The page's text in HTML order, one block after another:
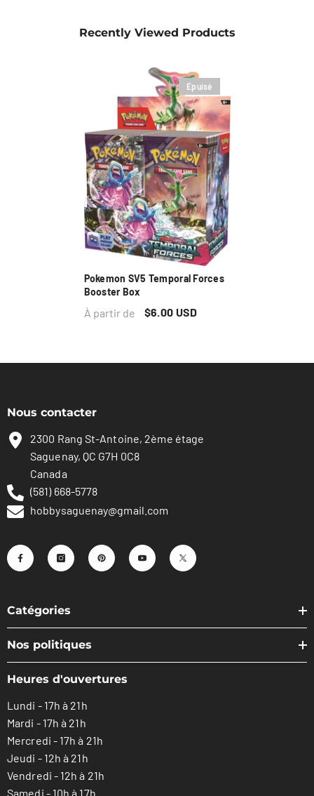
Recently Viewed Products
Épuisé
Pokemon SV5 Temporal Forces
Booster Box
À partir de $6.00 USD
Nous contacter
2300 Rang St-Antoine, 2ème étage
Saguenay, QC G7H 0C8
Canada
(581) 668-5778
hobbysaguenay@gmail.com
Catégories
Nos politiques
Heures d'ouvertures
Lundi - 17h à 21h
Mardi - 17h à 21h
Mercredi - 17h à 21h
Jeudi - 12h à 21h
Vendredi - 12h à 21h
Samedi - 10h à 17h